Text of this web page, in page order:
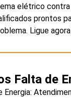
elétrico contra
prontos
Ligue
Falta de
Energia: